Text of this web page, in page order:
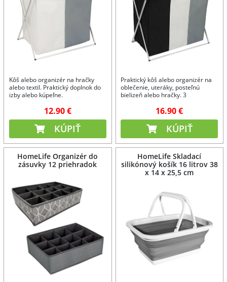
Kôš alebo organizér na hračky
alebo textil. Praktický doplnok do
izby alebo kúpeľne.
12.90 €
KÚPIŤ
Praktický kôš alebo organizér na
oblečenie, uteráky, posteľnú
bielizeň alebo hračky. 3
oblečenie podľa farieb.
16.90 €
KÚPIŤ
HomeLife Organizér do
zásuvky 12 priehradok
HomeLife Skladací
silikónový košík 16 litrov 38
x 14 x 25,5 cm